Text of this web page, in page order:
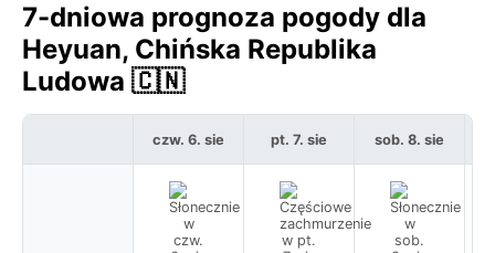
7-dniowa prognoza pogody dla
Heyuan, Chińska Republika
Ludowa 🇨🇳
czw. 6. sie pt. 7. sie sob. 8. sie